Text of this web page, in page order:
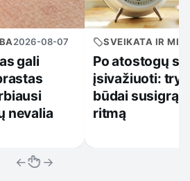
2026-08-07
gali
nevalia
SVEIKATA IR
Po atostogų
įsivažiuoti:
būdai
ritmą
← →